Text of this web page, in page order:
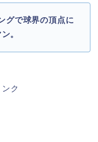
グで球界の頂点に
。
ク